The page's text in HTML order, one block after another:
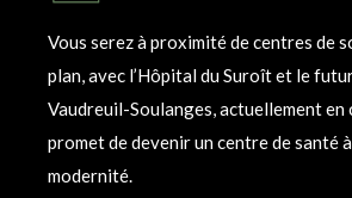
Vous serez à proximité de centres de
plan, avec l’Hôpital du Suroît et le
Vaudreuil-Soulanges, actuellement
promet de devenir un centre de santé
modernité.